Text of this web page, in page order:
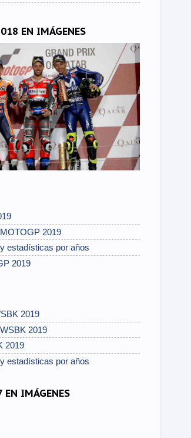
EN IMÁGENES
2019
estadísticas por años
2019
2019
2019
2019
estadísticas por años
EN IMÁGENES